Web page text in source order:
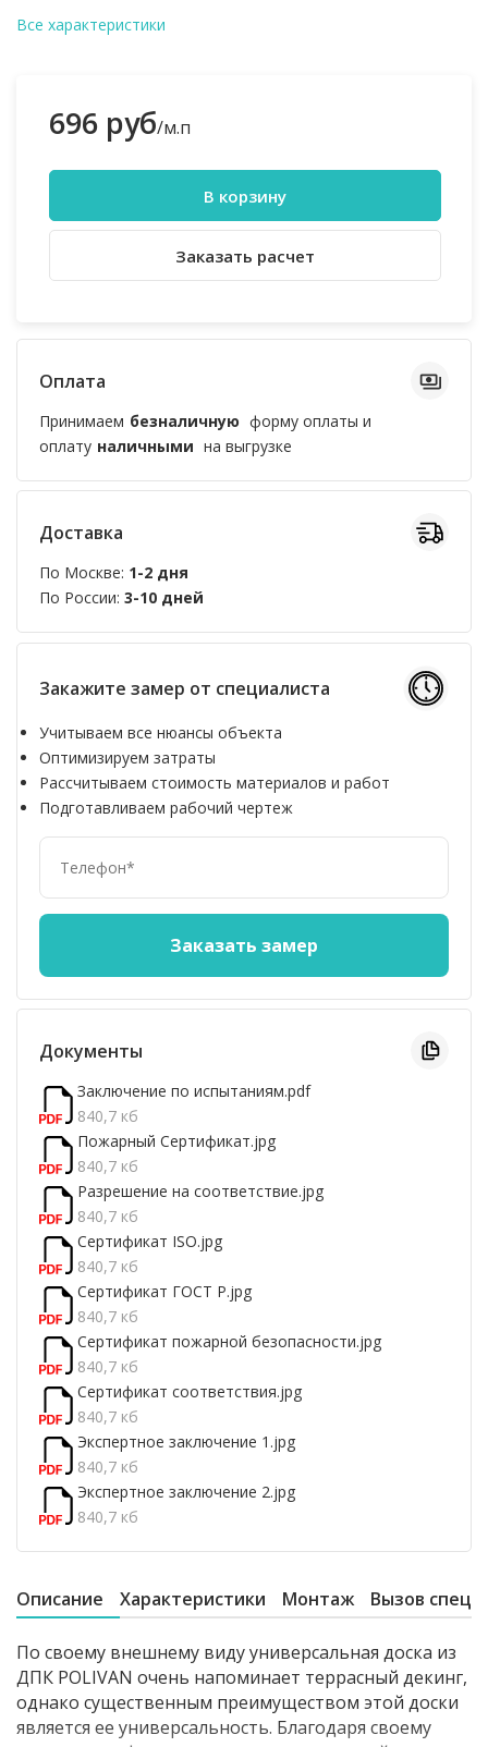
Все характеристики
696 руб/м.п
В корзину
Заказать расчет
Оплата
Принимаем безналичную форму оплаты и
оплату наличными на выгрузке
Доставка
По Москве: 1-2 дня
По России: 3-10 дней
Закажите замер от специалиста
Учитываем все нюансы объекта
Оптимизируем затраты
Рассчитываем стоимость материалов и работ
Подготавливаем рабочий чертеж
Документы
Заключение по испытаниям.pdf
840,7 кб
Пожарный Сертификат.jpg
840,7 кб
Разрешение на соответствие.jpg
840,7 кб
Сертификат ISO.jpg
840,7 кб
Сертификат ГОСТ Р.jpg
840,7 кб
Сертификат пожарной безопасности.jpg
840,7 кб
Сертификат соответствия.jpg
840,7 кб
Экспертное заключение 1.jpg
840,7 кб
Экспертное заключение 2.jpg
840,7 кб
Описание Характеристики Монтаж Вызов
По своему внешнему виду универсальная доска из
ДПК POLIVAN очень напоминает террасный декинг,
однако существенным преимуществом этой доски
является ее универсальность. Благодаря своему